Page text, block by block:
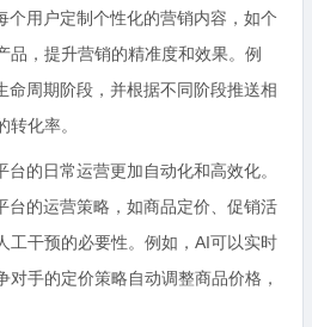
个用户定制个性化的营销内容，如个
品，提升营销的精准度和效果。例
命周期阶段，并根据不同阶段推送相
化率。
台的日常运营更加自动化和高效化。
台的运营策略，如商品定价、促销活
工干预的必要性。例如，AI可以实时
对手的定价策略自动调整商品价格，